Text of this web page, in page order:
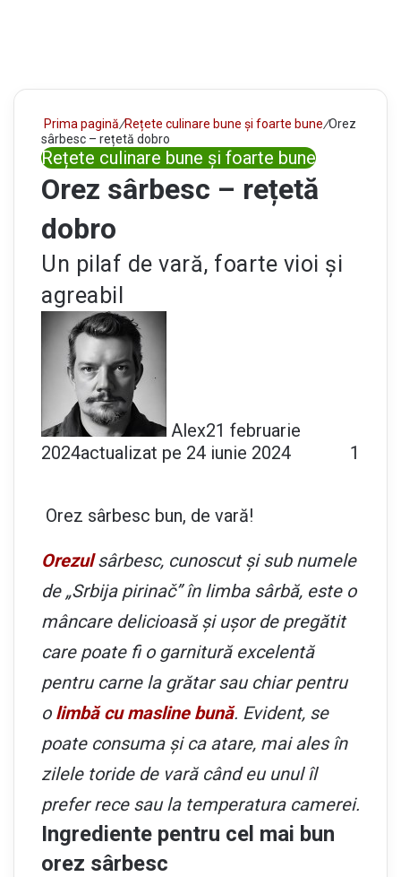
Prima pagină/Rețete culinare bune și foarte bune/Orez
sârbesc – rețetă dobro
Rețete culinare bune și foarte bune
Orez sârbesc – rețetă
dobro
Un pilaf de vară, foarte vioi și
agreabil
Alex21 februarie
2024actualizat pe 24 iunie 2024 1
Orez sârbesc bun, de vară!
Orezulsârbesc, cunoscut și sub numele
de „Srbija pirinač” în limba sârbă, este o
mâncare delicioasă și ușor de pregătit
care poate fi o garnitură excelentă
pentru carne la grătar sau chiar pentru
o limbă cu masline bună. Evident, se
poate consuma și ca atare, mai ales în
zilele toride de vară când eu unul îl
prefer rece sau la temperatura camerei.
Ingrediente pentru cel mai bun
orez sârbesc